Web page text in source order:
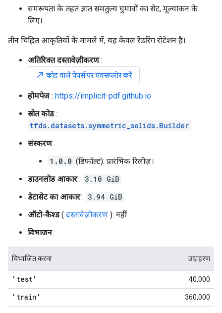
समरूपता के तहत ज्ञात समतुल्य घुमावों का सेट, मूल्यांकन के
लिए।
तीन चिह्नित आकृतियों के मामले में, यह केवल रेंडरिंग रोटेशन है।
अतिरिक्त दस्तावेज़ीकरण:
north_east कोड वाले पेपर्स पर एक्सप्लोर करें
होमपेज: https://implicit-pdf.github.io
स्रोत कोड:
tfds.datasets.symmetric_solids.Builder
संस्करण:
1.0.0 (डिफ़ॉल्ट): प्रारंभिक रिलीज़।
डाउनलोड आकार: 3.10 GiB
डेटासेट का आकार: 3.94 GiB
ऑटो-कैश्ड( दस्तावेज़ीकरण ): नहीं
विभाजन:
विभाजित करना उदाहरण
'test' 40,000
'train' 360,000